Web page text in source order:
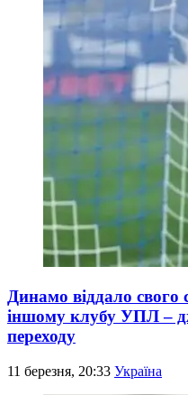
Динамо віддало свого
іншому клубу УПЛ –
переходу
11 березня, 20:33 Україна